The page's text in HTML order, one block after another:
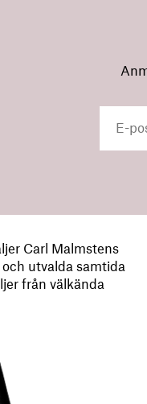
Carl Malmstens
utvalda samtida
från välkända